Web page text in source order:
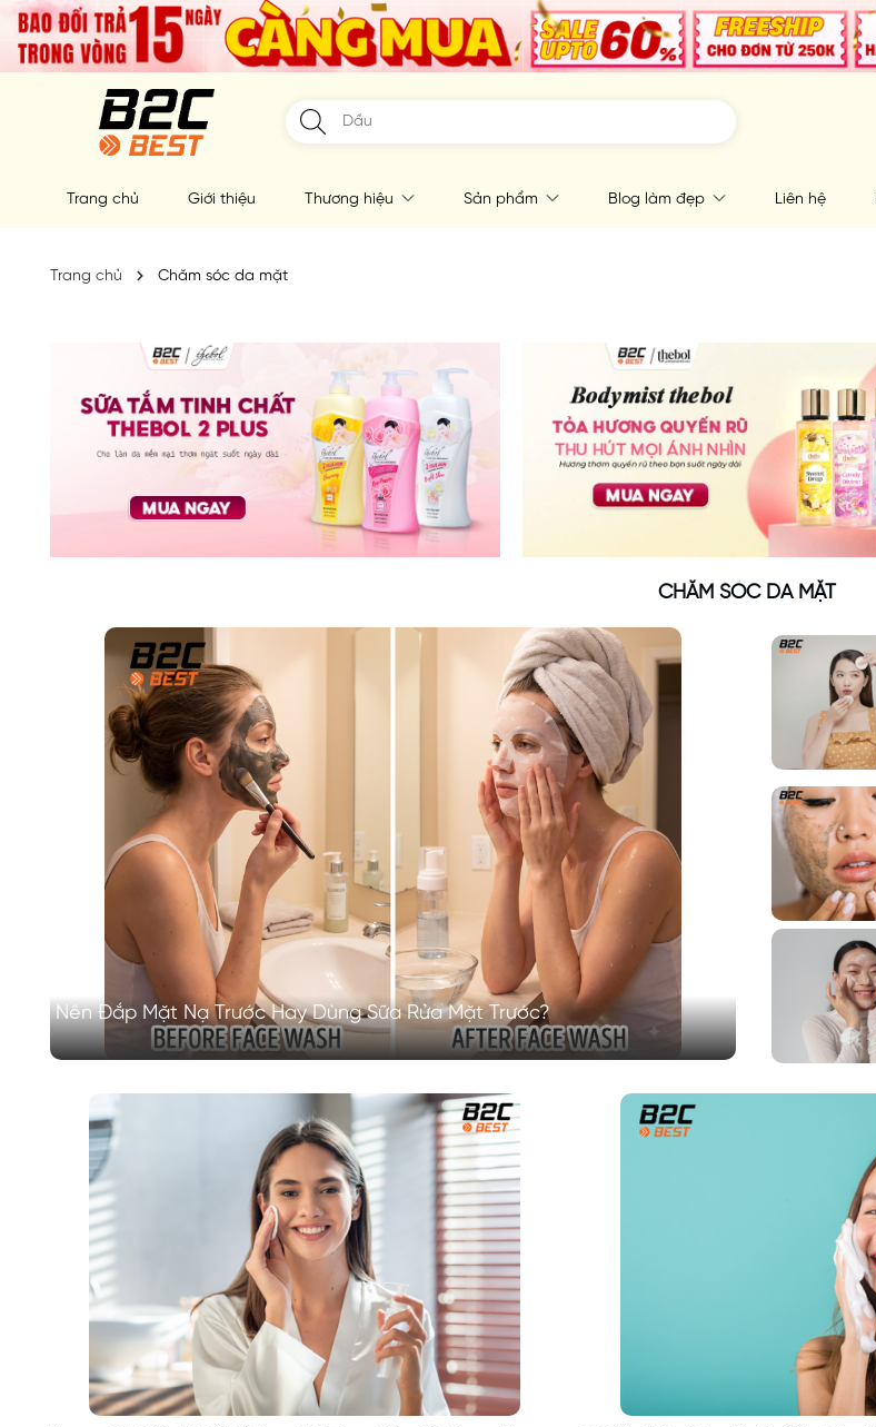
Trang chủ Giới thiệu Thương hiệu Sản phẩm Blog làm đẹp Liên hệ
Trang chủ Chăm sóc da mặt
CHĂM SÓC DA MẶT
Nên Đắp Mặt Nạ Trước Hay Dùng Sữa Rửa Mặt Trước?